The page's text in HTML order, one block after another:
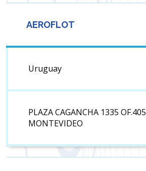
AEROFLOT
Uruguay
PLAZA CAGANCHA 1335 OF.405
MONTEVIDEO